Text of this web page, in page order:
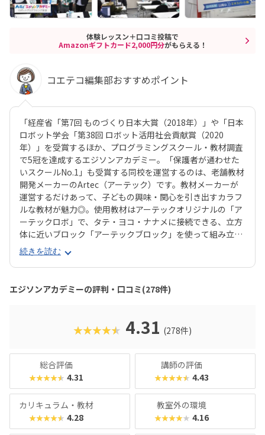
体験レッスン＋口コミ投稿で
Amazonギフトカード2,000円分がもらえる！
コエテコ編集部おすすめポイント
「経産省「第7回 ものづくり日本大賞（2018年）」や「日本
ロボット学会「第38回 ロボット活用社会貢献賞（2020
年）」を受賞するほか、プログラミングスクール・教材調査
で5冠を達成するエジソンアカデミー。「保護者が通わせた
いスクールNo.1」も受賞する同校を運営するのは、老舗教材
開発メーカーのArtec（アーテック）です。教材メーカーが
運営するだけあって、子どもの興味・関心を引き出すカラフ
ルな教材が魅力◎。使用教材はアーテックオリジナルの「ア
ーテックロボ」で、タテ・ヨコ・ナナメに接続できる、立方
体に近いブロック「アーテックブロック」を使って組み立て
ます。一般的なブロック教材に比べて自由度が高いので、立
体が苦手なお子さんでも思うとおりのロボットが組み立てら
れるでしょう。レゴ®︎ブロックよりも色合いがやさしめなの
で、女の子もとっつきやすいはずです。エジソンアカデミー
のカリキュラムの目玉は、毎月新しいロボットが作れるこ
ど高度なものにもチャレンジできます。基礎カリキュラムは
2年分ですが、3年目以降の生徒に向けた「エキスパート編」
安心です。最近では「Universal Robotics Challenge（UR
C）」という大会を立ち上げるなど、ますます子どものやる
気を引き出すスクールになっています。
続きを読む
エジソンアカデミーの評判・口コミ(278件)
★★★★★ 4.31 (278件)
総合評価
★★★★★ 4.31
講師の評価
★★★★★ 4.43
カリキュラム・教材
★★★★★ 4.28
教室外の環境
★★★★★ 4.16